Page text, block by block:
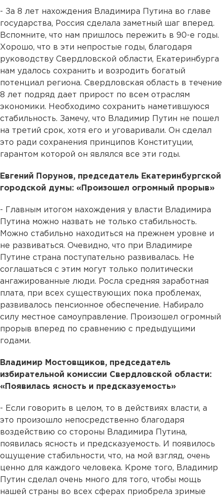
- За 8 лет нахождения Владимира Путина во главе
государства, Россия сделала заметный шаг вперед.
Вспомните, что нам пришлось пережить в 90-е годы.
Хорошо, что в эти непростые годы, благодаря
руководству Свердловской области, Екатеринбурга
нам удалось сохранить и возродить богатый
потенциал региона. Свердловская область в течение
8 лет подряд дает прирост по всем отраслям
экономики. Необходимо сохранить наметившуюся
стабильность. Замечу, что Владимир Путин не пошел
на третий срок, хотя его и уговаривали. Он сделал
это ради сохранения принципов Конституции,
гарантом которой он являлся все эти годы.
Евгений Порунов, председатель Екатеринбургской
городской думы: «Произошел огромный прорыв»
- Главным итогом нахождения у власти Владимира
Путина можно назвать не только стабильность.
Можно стабильно находиться на прежнем уровне и
не развиваться. Очевидно, что при Владимире
Путине страна поступательно развивалась. Не
соглашаться с этим могут только политически
ангажированные люди. Росла средняя заработная
плата, при всех существующих пока проблемах,
развивалось пенсионное обеспечение. Набирало
силу местное самоуправление. Произошел огромный
прорыв вперед по сравнению с предыдущими
годами.
Владимир Мостовщиков, председатель
избирательной комиссии Свердловской области:
«Появилась ясность и предсказуемость»
- Если говорить в целом, то в действиях власти, а
это произошло непосредственно благодаря
воздействию со стороны Владимира Путина,
появилась ясность и предсказуемость. И появилось
ощущение стабильности, что, на мой взгляд, очень
ценно для каждого человека. Кроме того, Владимир
Путин сделал очень много для того, чтобы мощь
нашей страны во всех сферах приобрела зримые